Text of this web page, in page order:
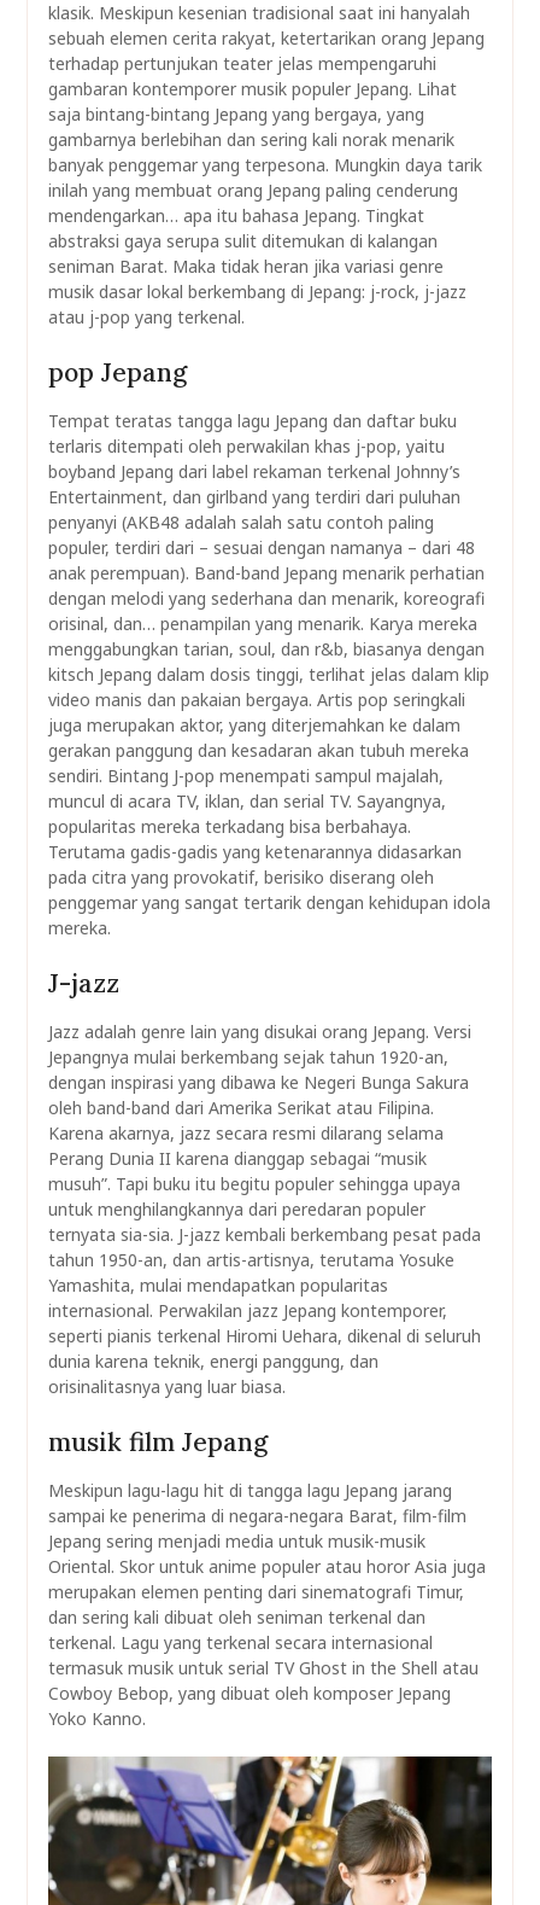
klasik. Meskipun kesenian tradisional saat ini hanyalah
sebuah elemen cerita rakyat, ketertarikan orang Jepang
terhadap pertunjukan teater jelas mempengaruhi
gambaran kontemporer musik populer Jepang. Lihat
saja bintang-bintang Jepang yang bergaya, yang
gambarnya berlebihan dan sering kali norak menarik
banyak penggemar yang terpesona. Mungkin daya tarik
inilah yang membuat orang Jepang paling cenderung
mendengarkan… apa itu bahasa Jepang. Tingkat
abstraksi gaya serupa sulit ditemukan di kalangan
seniman Barat. Maka tidak heran jika variasi genre
musik dasar lokal berkembang di Jepang: j-rock, j-jazz
atau j-pop yang terkenal.
pop Jepang
Tempat teratas tangga lagu Jepang dan daftar buku
terlaris ditempati oleh perwakilan khas j-pop, yaitu
boyband Jepang dari label rekaman terkenal Johnny’s
Entertainment, dan girlband yang terdiri dari puluhan
penyanyi (AKB48 adalah salah satu contoh paling
populer, terdiri dari – sesuai dengan namanya – dari 48
anak perempuan). Band-band Jepang menarik perhatian
dengan melodi yang sederhana dan menarik, koreografi
orisinal, dan… penampilan yang menarik. Karya mereka
menggabungkan tarian, soul, dan r&b, biasanya dengan
kitsch Jepang dalam dosis tinggi, terlihat jelas dalam klip
video manis dan pakaian bergaya. Artis pop seringkali
juga merupakan aktor, yang diterjemahkan ke dalam
gerakan panggung dan kesadaran akan tubuh mereka
sendiri. Bintang J-pop menempati sampul majalah,
muncul di acara TV, iklan, dan serial TV. Sayangnya,
popularitas mereka terkadang bisa berbahaya.
Terutama gadis-gadis yang ketenarannya didasarkan
pada citra yang provokatif, berisiko diserang oleh
penggemar yang sangat tertarik dengan kehidupan idola
mereka.
J-jazz
Jazz adalah genre lain yang disukai orang Jepang. Versi
Jepangnya mulai berkembang sejak tahun 1920-an,
dengan inspirasi yang dibawa ke Negeri Bunga Sakura
oleh band-band dari Amerika Serikat atau Filipina.
Karena akarnya, jazz secara resmi dilarang selama
Perang Dunia II karena dianggap sebagai “musik
musuh”. Tapi buku itu begitu populer sehingga upaya
untuk menghilangkannya dari peredaran populer
ternyata sia-sia. J-jazz kembali berkembang pesat pada
tahun 1950-an, dan artis-artisnya, terutama Yosuke
Yamashita, mulai mendapatkan popularitas
internasional. Perwakilan jazz Jepang kontemporer,
seperti pianis terkenal Hiromi Uehara, dikenal di seluruh
dunia karena teknik, energi panggung, dan
orisinalitasnya yang luar biasa.
musik film Jepang
Meskipun lagu-lagu hit di tangga lagu Jepang jarang
sampai ke penerima di negara-negara Barat, film-film
Jepang sering menjadi media untuk musik-musik
Oriental. Skor untuk anime populer atau horor Asia juga
merupakan elemen penting dari sinematografi Timur,
dan sering kali dibuat oleh seniman terkenal dan
terkenal. Lagu yang terkenal secara internasional
termasuk musik untuk serial TV Ghost in the Shell atau
Cowboy Bebop, yang dibuat oleh komposer Jepang
Yoko Kanno.